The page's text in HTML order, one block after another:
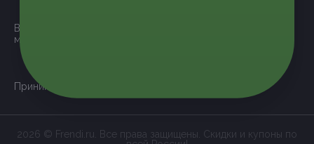
Все наши купоны доступны через
мобильное приложение:
Принимаем к оплате:
2026 © Frendi.ru. Все права защищены. Скидки и купоны по